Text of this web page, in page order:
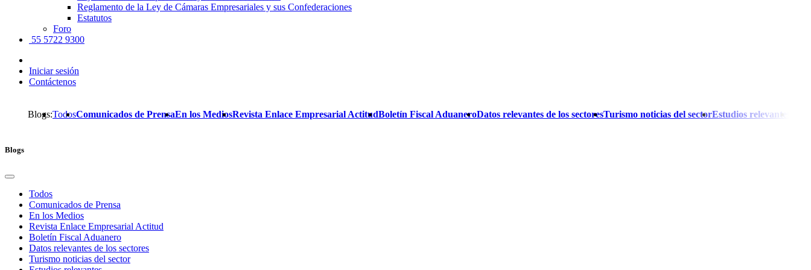
Reglamento de la Ley de Cámaras Empresariales y sus Confederaciones
Estatutos
Foro
55 5722 9300
Iniciar sesión
Contáctenos
Blogs:TodosComunicados de PrensaEn los MediosRevista Enlace Empresarial ActitudBoletín Fiscal AduaneroDatos relevantes de los sectoresTurismo noticias del sectorEstudios relevantes
Blogs
Todos
Comunicados de Prensa
En los Medios
Revista Enlace Empresarial Actitud
Boletín Fiscal Aduanero
Datos relevantes de los sectores
Turismo noticias del sector